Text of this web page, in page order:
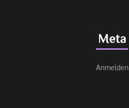
Meta
Anmelden